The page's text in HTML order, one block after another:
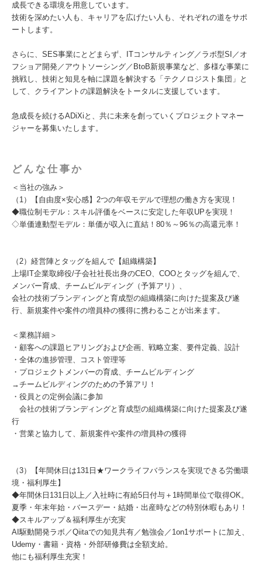
成長できる環境を用意しています。
技術を深めたい人も、キャリアを広げたい人も、それぞれの道をサポ
ートします。
さらに、SES事業にとどまらず、ITコンサルティング／ラボ型SI／オ
フショア開発／アウトソーシング／BtoB新規事業など、多様な事業に
挑戦し、技術と知見を軸に課題を解決する「テクノロジスト集団」と
して、クライアントの課題解決をトータルに支援しています。
急成長を続けるADiXiと、共に未来を創っていくプロジェクトマネー
ジャーを募集いたします。
どんな仕事か
＜当社の強み＞
（1）【自由度×安心感】2つの年収モデルで理想の働き方を実現！
◆職位制モデル：スキル評価をベースに安定した年収UPを実現！
◇単価連動型モデル：単価が収入に直結！80％～96％の高還元率！
（2）経営陣とタッグを組んで【組織構築】
上場IT企業取締役/子会社社長出身のCEO、COOとタッグを組んで、
メンバー育成、チームビルディング（予算アリ）、
会社の技術ブランディングと育成型の組織構築に向けた提案及び遂
行、新規案件や案件の増員枠の獲得に携わることが出来ます。
＜業務詳細＞
・顧客への課題ヒアリングおよび企画、戦略立案、要件定義、設計
・全体の進捗管理、コスト管理等
・プロジェクトメンバーの育成、チームビルディング
→チームビルディングのための予算アリ！
・役員との定例会議に参加
会社の技術ブランディングと育成型の組織構築に向けた提案及び遂
行
・営業と協力して、新規案件や案件の増員枠の獲得
（3）【年間休日は131日★ワークライフバランスを実現できる労働環
境・福利厚生】
◆年間休日131日以上／入社時に有給5日付与＋1時間単位で取得OK。
夏季・年末年始・バースデー・結婚・出産時などの特別休暇もあり！
◆スキルアップ＆福利厚生が充実
AI駆動開発ラボ／Qiitaでの知見共有／勉強会／1on1サポートに加え、
Udemy・書籍・資格・外部研修費は全額支給。
他にも福利厚生充実！